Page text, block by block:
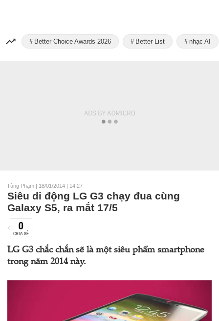
Better Choice Awards 2026 Better List nhạc AI
Tùng Phạm | 18/01/2014 | 14:27
Siêu di động LG G3 chạy đua cùng
Galaxy S5, ra mắt 17/5
0
CHIA SẺ
LG G3 chắc chắn sẽ là một siêu phẩm smartphone
trong năm 2014 này.